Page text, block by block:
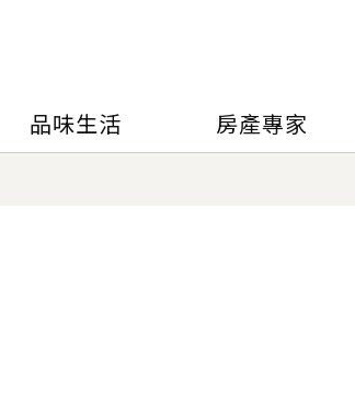
品味生活 房產專家